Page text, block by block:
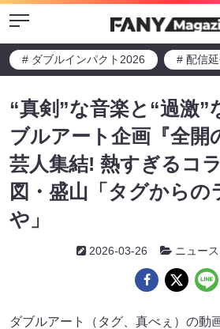
Menu
# ダブルインパクト2026 # 配信
“真剣”な音楽と“過激
ブルアート企画『全開
芸人集結! 熱すぎるコ
図・盛山「タグからの
や」
2026-03-26 ニュース
ダブルアート（タグ、真べぇ）の動